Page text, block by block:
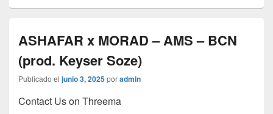
ASHAFAR x MORAD – AMS – BCN
(prod. Keyser Soze)
Publicado el junio 3, 2025poradmin
Contact Us on Threema